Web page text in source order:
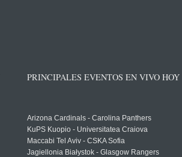
PRINCIPALES EVENTOS EN VIVO HOY
Arizona Cardinals - Carolina Panthers
KuPS Kuopio - Universitatea Craiova
Maccabi Tel Aviv - CSKA Sofia
Jagiellonia Białystok - Glasgow Rangers